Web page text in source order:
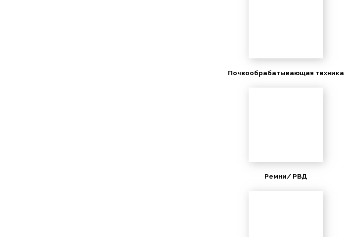
Почвообрабатывающая техника
Ремни/ РВД